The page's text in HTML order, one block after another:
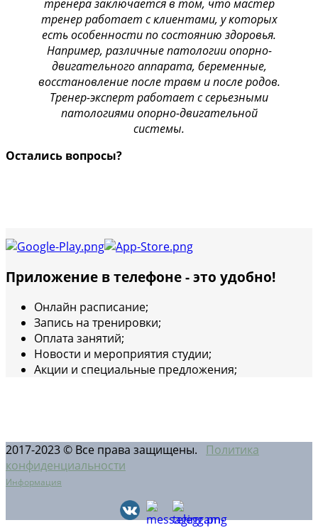
тренера заключается в том, что мастер
тренер работает с клиентами, у которых
есть особенности по состоянию здоровья.
Например, различные патологии опорно-
двигательного аппарата, беременные,
восстановление после травм и после родов.
Тренер-эксперт работает с серьезными
патологиями опорно-двигательной
системы.
Остались вопросы?
Приложение в телефоне - это удобно!
Онлайн расписание;
Запись на тренировки;
Оплата занятий;
Новости и мероприятия студии;
Акции и специальные предложения;
2017-2023 © Все права защищены. Политика
конфиденциальности
Информация